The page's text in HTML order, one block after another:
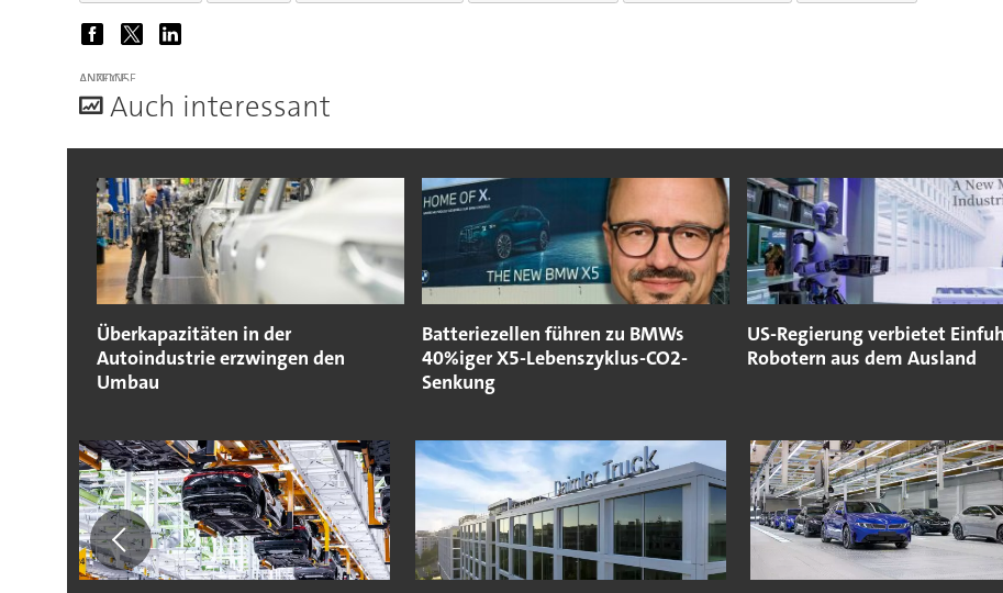
ANZEIGE
Auch interessant
Überkapazitäten in der
Autoindustrie erzwingen den
Umbau
Batteriezellen führen zu BMWs
40%iger X5-Lebenszyklus-CO2-
Senkung
US-Regierung verbietet
Robotern aus dem Ausland